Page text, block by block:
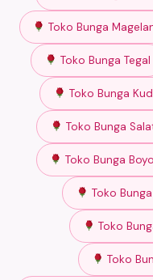
Toko Bunga
Toko Bunga Tegal
Toko Bunga
Toko Bunga
Toko Bunga
Toko
Toko
Toko